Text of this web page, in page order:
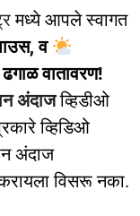
मध्ये आपले स्वागत
व
ढगाळ वातावरण!
अंदाजव्हिडीओ
व्हिडिओ
अंदाज
विसरू नका.